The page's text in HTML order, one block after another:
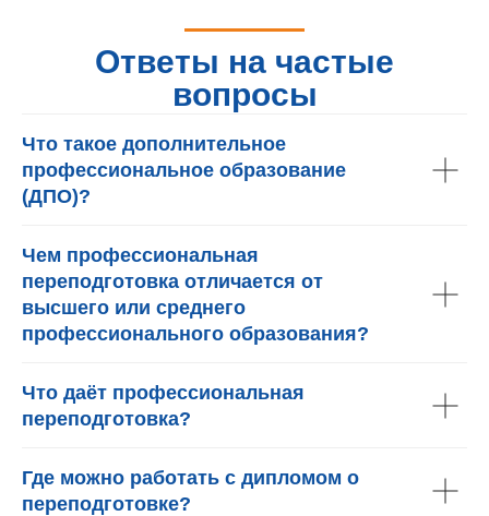
Ответы на частые
вопросы
Что такое дополнительное
профессиональное образование
(ДПО)?
Чем профессиональная
переподготовка отличается от
высшего или среднего
профессионального образования?
Что даёт профессиональная
переподготовка?
Где можно работать с дипломом о
переподготовке?